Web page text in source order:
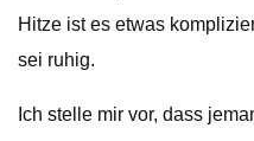
Hitze ist es etwas
sei ruhig.
Ich stelle mir vor, dass